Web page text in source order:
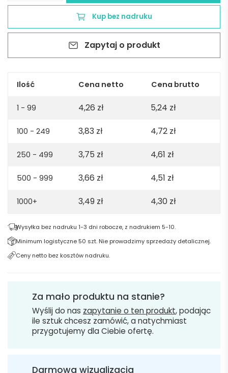
zakupy
COLOUR
Kup bez nadruku
Zapytaj o produkt
Ilość Cena netto Cena brutto
1 - 99 4,26 zł 5,24 zł
100 - 249 3,83 zł 4,72 zł
250 - 499 3,75 zł 4,61 zł
500 - 999 3,66 zł 4,51 zł
1000+ 3,49 zł 4,30 zł
Wysyłka bez nadruku 1-3 dni robocze, z nadrukiem 5-10.
Minimum logistyczne 50 szt. Nie prowadzimy sprzedaży detalicznej.
Ceny netto bez kosztów nadruku.
Za mało produktu na stanie?
Wyślij do nas zapytanie o ten produkt, podając
ile sztuk chcesz zamówić, a natychmiast
przygotujemy dla Ciebie ofertę.
Darmowa wizualizacja